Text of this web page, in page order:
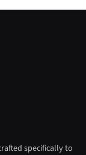
specifically to